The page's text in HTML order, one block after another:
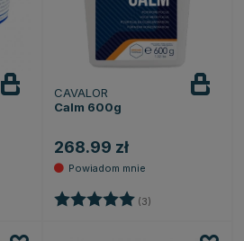
5 gwiazdek
CAVALOR
Calm 600g
268.99 zł
Ocena: (3)